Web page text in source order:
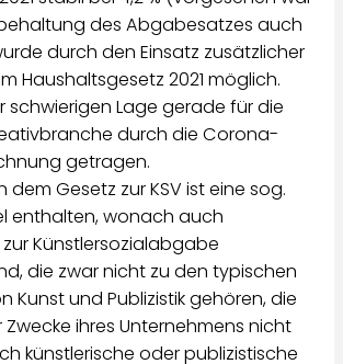
des Abgabesatzes auch
durch den Einsatz zusätzlicher
Haushaltsgesetz 2021 möglich.
schwierigen Lage gerade für die
durch die Corona-
getragen.
dem Gesetz zur KSV ist eine sog.
enthalten, wonach auch
Künstlersozialabgabe
die zwar nicht zu den typischen
Kunst und Publizistik gehören, die
ihres Unternehmens nicht
künstlerische oder publizistische